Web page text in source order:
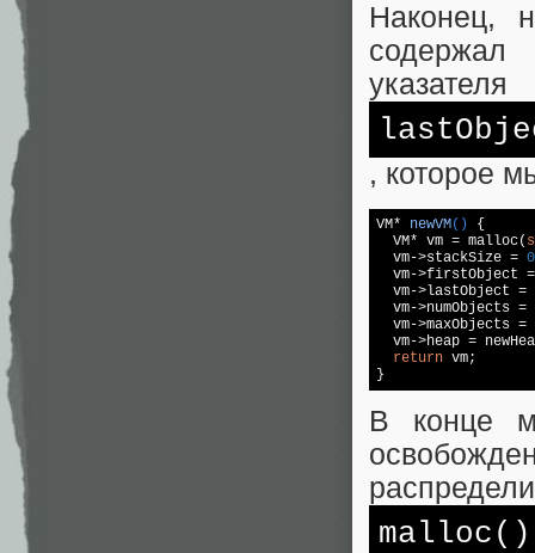
Наконец,
указателя
, которое
VM* newVM()
{
  VM* vm =
malloc(
  vm->stackSize =
0
vm->firstObject
  vm->lastObject =
  vm->numObjects =
vm->maxObjects =
vm->heap =
return vm;
}
В конце
malloc ()